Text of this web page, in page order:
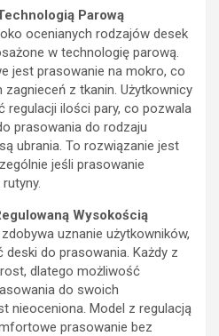
Parową
ocenianych rodzajów desek
w technologię parową.
jest prasowanie na mokro, co
zagnieceń z tkanin. Użytkownicy
regulacji ilości pary, co pozwala
prasowania do rodzaju
ubrania. To rozwiązanie jest
jeśli prasowanie
Wysokością
uznanie użytkowników,
do prasowania. Każdy z
dlatego możliwość
do swoich
nieoceniona. Model z regulacją
prasowanie bez